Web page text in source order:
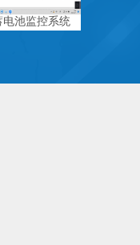
池监控系统